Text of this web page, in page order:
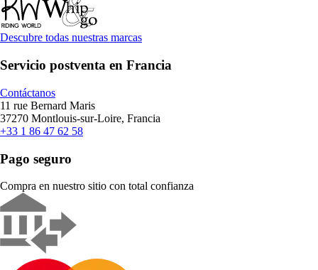
Descubre todas nuestras marcas
Servicio postventa en Francia
Contáctanos
11 rue Bernard Maris
37270 Montlouis-sur-Loire, Francia
+33 1 86 47 62 58
Pago seguro
Compra en nuestro sitio con total confianza